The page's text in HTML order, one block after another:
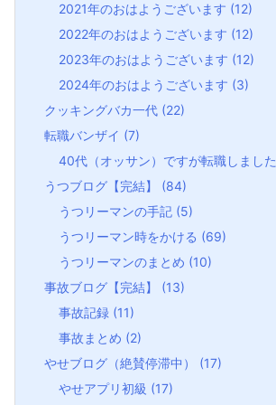
2021年のおはようございます (12)
2022年のおはようございます (12)
2023年のおはようございます (12)
2024年のおはようございます (3)
クッキングバカ一代 (22)
転職バンザイ (7)
40代（オッサン）ですが転職しました
うつブログ【完結】 (84)
うつリーマンの手記 (5)
うつリーマン時をかける (69)
うつリーマンのまとめ (10)
事故ブログ【完結】 (13)
事故記録 (11)
事故まとめ (2)
やせブログ（絶賛停滞中） (17)
やせアプリ初級 (17)